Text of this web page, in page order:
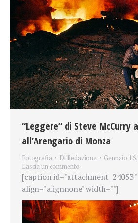
“Leggere” di Steve McCurry
all’Arengario di Monza
Fotografia Di Redazione
Gennaio
Lascia un commento
[caption id="attachment_24053"
align="alignnone" width=""]